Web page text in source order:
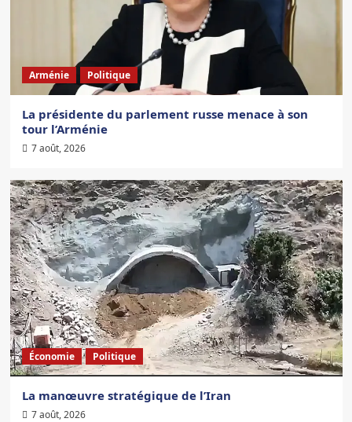
Arménie Politique
La présidente du parlement russe menace à son
tour l’Arménie
7 août, 2026
Économie Politique
La manœuvre stratégique de l’Iran
7 août, 2026